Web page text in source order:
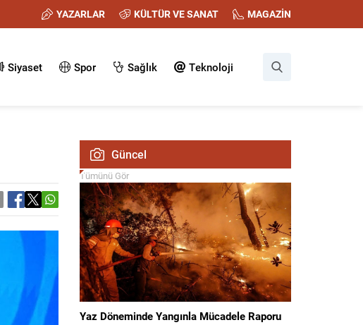
YAZARLAR KÜLTÜR VE SANAT MAGAZİN
Siyaset Spor Sağlık Teknoloji
Güncel
Tümünü Gör
Yaz Döneminde Yangınla Mücadele Raporu